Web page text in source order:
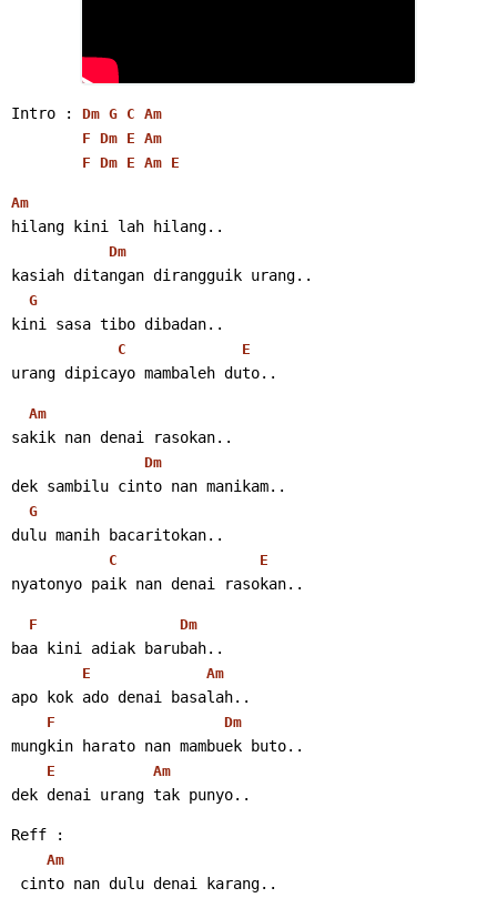
Intro : Dm G C Am
F Dm E Am
F Dm E Am E
Am
hilang kini lah hilang..
Dm
kasiah ditangan dirangguik urang..
G
kini sasa tibo dibadan..
C E
urang dipicayo mambaleh duto..
Am
sakik nan denai rasokan..
Dm
dek sambilu cinto nan manikam..
G
dulu manih bacaritokan..
C E
nyatonyo paik nan denai rasokan..
F Dm
baa kini adiak barubah..
E Am
apo kok ado denai basalah..
F Dm
mungkin harato nan mambuek buto..
E Am
dek denai urang tak punyo..
Reff :
Am
cinto nan dulu denai karang..